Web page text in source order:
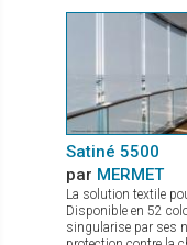
Satiné 5500
par MERMET
La solution textile
Disponible en 52
singularise par ses